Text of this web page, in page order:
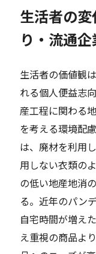
生活者の
り・流通
生活者の価値観
れる個人便益志
産工程に関わる
を考える環境配
は、廃材を利用
用しない衣類の
の低い地産地消
る。近年のパン
自宅時間が増え
え重視の商品よ